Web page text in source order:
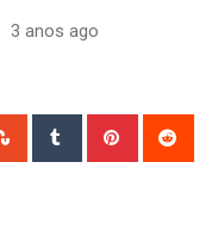
3 anos ago
StumbleUpon
Tumblr Pinterest